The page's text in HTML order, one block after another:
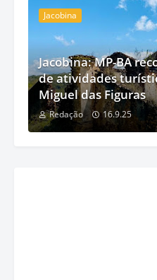
Jacobina
Jacobina: MP-BA
de atividades
Miguel das Figuras
Redação 16.9.25